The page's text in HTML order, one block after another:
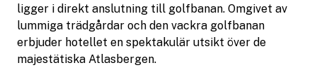
ligger i direkt anslutning till golfbanan. Omgivet av
lummiga trädgårdar och den vackra golfbanan
erbjuder hotellet en spektakulär utsikt över de
majestätiska Atlasbergen.